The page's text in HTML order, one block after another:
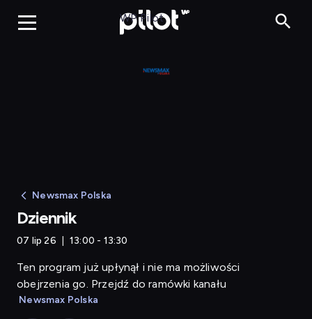
Dziennik
WP Pilot
Newsmax Polska
Dziennik
07 lip 26 13:00 - 13:30
Ten program już upłynął i nie ma możliwości
obejrzenia go. Przejdź do ramówki kanału
Newsmax Polska